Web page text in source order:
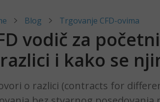
Blog Trgovanje CFD-ovima
vodič za
i kako se
o razlici (contracts for